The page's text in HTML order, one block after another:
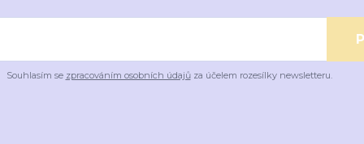
Souhlasím se zpracováním osobních údajůza účelem rozesílky newsletteru.